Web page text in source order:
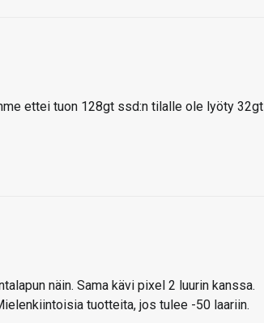
ettei tuon 128gt ssd:n tilalle ole lyöty 32gt
näin. Sama kävi pixel 2 luurin kanssa.
tuotteita, jos tulee -50 laariin.